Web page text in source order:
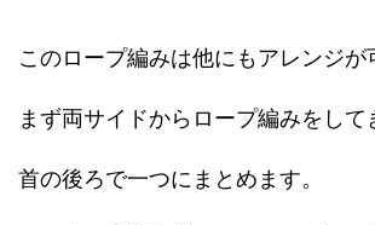
このロープ編みは他にもアレンジが
まず両サイドからロープ編みをして
首の後ろで一つにまとめます。